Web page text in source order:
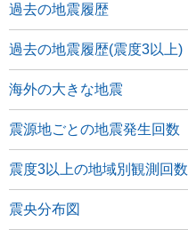
過去の地震履歴
過去の地震履歴(震度3以上)
海外の大きな地震
震源地ごとの地震発生回数
震度3以上の地域別観測回数
震央分布図